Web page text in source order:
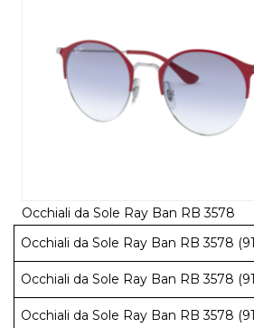
Occhiali da Sole Ray Ban RB 3578
Occhiali da Sole Ray Ban RB 3578
Occhiali da Sole Ray Ban RB 3578
Occhiali da Sole Ray Ban RB 3578